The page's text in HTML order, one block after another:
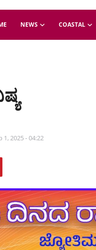
NEWS COASTAL
1, 2025 - 04:22